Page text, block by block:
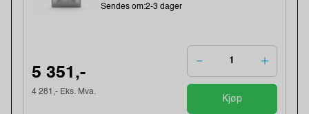
Sendes om:2-3 dager
5 351,-
4 281,- Eks. Mva.
Kjøp